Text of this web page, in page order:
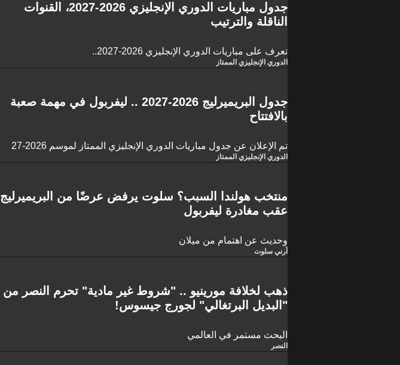
جدول مباريات الدوري الإنجليزي 2026-2027، القنوات
الناقلة والترتيب
تعرف على مباريات الدوري الإنجليزي 2026-2027..
الدوري الإنجليزي الممتاز
جدول البريميرليج 2026-2027 .. ليفربول في مهمة صعبة
بالافتتاح
تم الإعلان عن جدول مباريات الدوري الإنجليزي الممتاز لموسم 2026-27
الدوري الإنجليزي الممتاز
منتخب هولندا السبب؟ سلوت يرفض عرضًا من البريميرليج
عقب مغادرة ليفربول
وحديث عن اهتمام من ميلان
آرني سلوت
ذهب لخلافة مورينيو .. "شروط غير مادية" تحرم النصر من
"البديل البرتغالي" لجورج جيسوس!
البحث مستمر في العالمي
النصر